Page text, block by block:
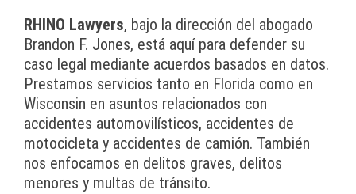
RHINO Lawyers, bajo la dirección del abogado
Brandon F. Jones, está aquí para defender su
caso legal mediante acuerdos basados en datos.
Prestamos servicios tanto en Florida como en
Wisconsin en asuntos relacionados con
accidentes automovilísticos, accidentes de
motocicleta y accidentes de camión. También
nos enfocamos en delitos graves, delitos
menores y multas de tránsito.